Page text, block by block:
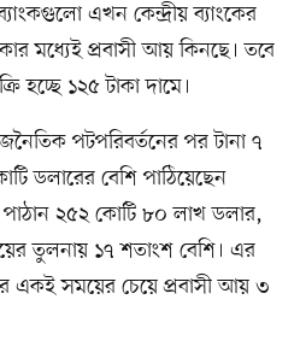
এখন কেন্দ্রীয় ব্যাংকের
মধ্যেই প্রবাসী আয় কিনছে। তবে
হচ্ছে ১২৫ টাকা দামে।
পটপরিবর্তনের পর টানা ৭
ডলারের বেশি পাঠিয়েছেন
পাঠান ২৫২ কোটি ৮০ লাখ ডলার,
তুলনায় ১৭ শতাংশ বেশি। এর
একই সময়ের চেয়ে প্রবাসী আয় ৩